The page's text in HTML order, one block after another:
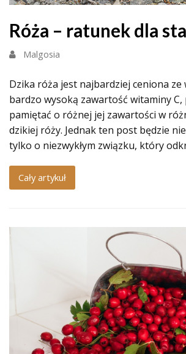
Róża – ratunek dla
Malgosia
Dzika róża jest najbardziej ceniona ze
bardzo wysoką zawartość witaminy C,
pamiętać o różnej jej zawartości w
dzikiej róży. Jednak ten post będzie
tylko o niezwykłym związku, który
Cały artykuł